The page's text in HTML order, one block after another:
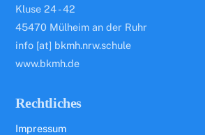
Kluse 24 - 42
45470 Mülheim an der Ruhr
info [at] bkmh.nrw.schule
www.bkmh.de
Rechtliches
Impressum